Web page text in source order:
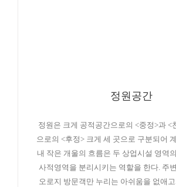
정원공간
정원은 크게 공적공간으로의 <중정>과 <
으로의 <후정> 크게 세 곳으로 구분되어
내 작은 개울의 흐름은 두 상업시설 영역
사적영역을 분리시키는 역할을 한다. 주
오로지 방문객만 누리는 아쉬움을 없애